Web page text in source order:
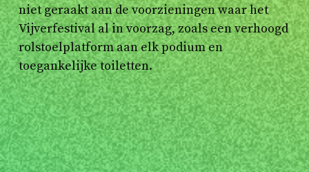
niet geraakt aan de voorzieningen waar het
Vijverfestival al in voorzag, zoals een verhoogd
rolstoelplatform aan elk podium en
toegankelijke toiletten.